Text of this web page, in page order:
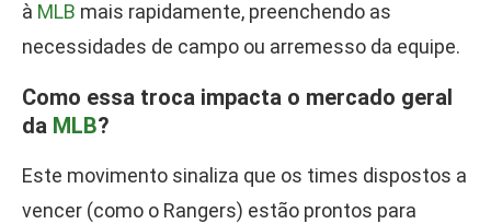
à MLB mais rapidamente, preenchendo as
necessidades de campo ou arremesso da equipe.
Como essa troca impacta o mercado geral
da MLB?
Este movimento sinaliza que os times dispostos a
vencer (como o Rangers) estão prontos para